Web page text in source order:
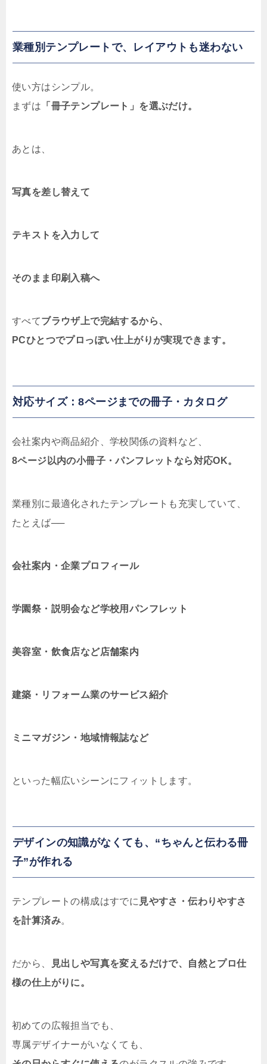
業種別テンプレートで、レイアウトも迷わない
使い方はシンプル。
まずは 「冊子テンプレート」を選ぶだけ。
あとは、
写真を差し替えて
テキストを入力して
そのまま印刷入稿へ
すべてブラウザ上で完結するから、
PCひとつでプロっぽい仕上がりが実現できます。
対応サイズ：8ページまでの冊子・カタログ
会社案内や商品紹介、学校関係の資料など、
8ページ以内の小冊子・パンフレットなら対応OK。
業種別に最適化されたテンプレートも充実していて、
たとえば──
会社案内・企業プロフィール
学園祭・説明会など学校用パンフレット
美容室・飲食店など店舗案内
建築・リフォーム業のサービス紹介
ミニマガジン・地域情報誌など
といった幅広いシーンにフィットします。
デザインの知識がなくても、“ちゃんと伝わる冊
子”が作れる
テンプレートの構成はすでに 見やすさ・伝わりやすさ
を計算済み。
だから、
見出しや写真を変えるだけで、自然とプロ仕
様の仕上がりに。
初めての広報担当でも、
専属デザイナーがいなくても、